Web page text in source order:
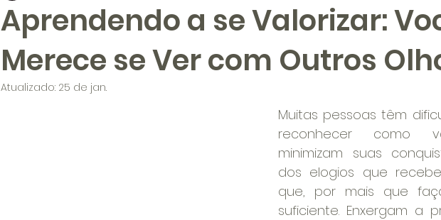
Aprendendo a se Valorizar:
Merece se Ver com Outros
Atualizado: 25 de jan.
Muitas pessoas têm
reconhecer como
minimizam suas
dos elogios que
que, por mais que
suficiente. Enxergam a